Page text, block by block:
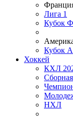
Лига 1
Кубок
Кубок
Хоккей
КХЛ
НХЛ